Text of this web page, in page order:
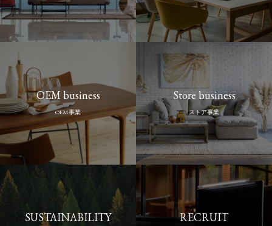
OEM business
OEM事業
Store business
ストア事業
SUSTAINABILITY RECRUIT